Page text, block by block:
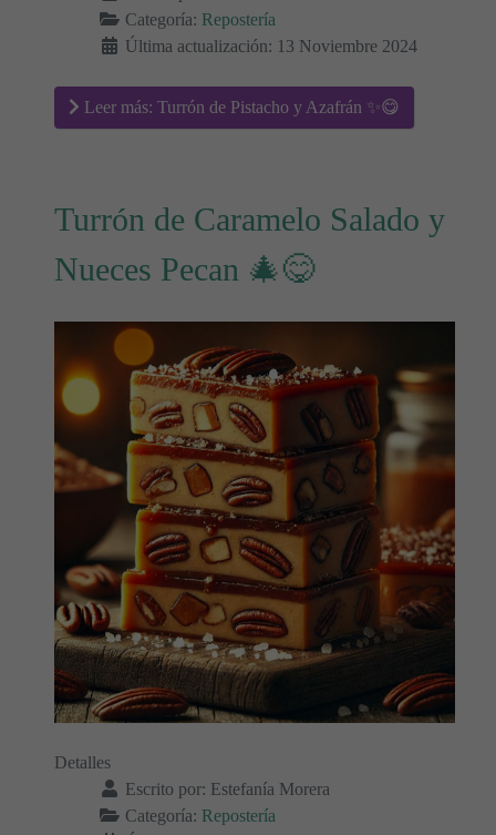
Categoría: Repostería
Última actualización: 13 Noviembre 2024
Leer más: Turrón de Pistacho y Azafrán ✨😋
Turrón de Caramelo Salado y
Nueces Pecan 🎄😋
Detalles
Escrito por: Estefanía Morera
Categoría: Repostería